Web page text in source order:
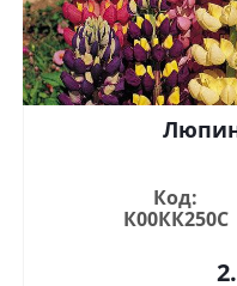
Код:
К00КК250С